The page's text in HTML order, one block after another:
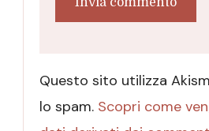
Questo sito utilizza
lo spam. Scopri come